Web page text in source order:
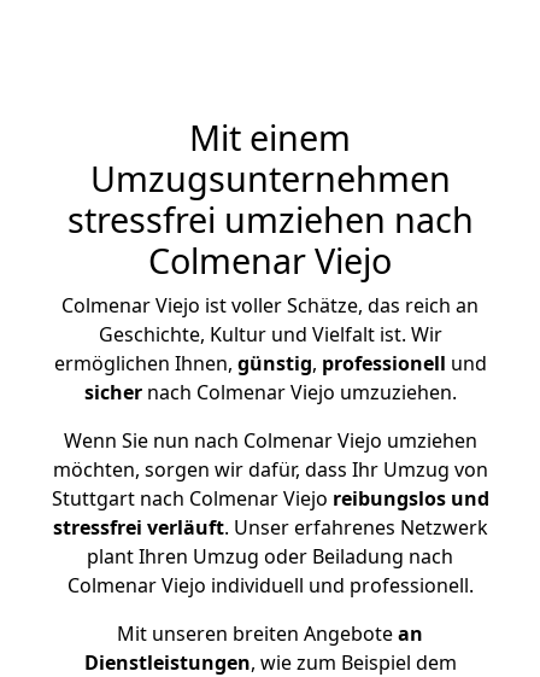
Mit einem
Umzugsunternehmen
stressfrei umziehen nach
Colmenar Viejo
Colmenar Viejo ist voller Schätze, das reich an
Geschichte, Kultur und Vielfalt ist. Wir
ermöglichen Ihnen, günstig, professionell und
sichernach Colmenar Viejo umzuziehen.
Wenn Sie nun nach Colmenar Viejo umziehen
möchten, sorgen wir dafür, dass Ihr Umzug von
Stuttgart nach Colmenar Viejo reibungslos und
stressfrei verläuft. Unser erfahrenes Netzwerk
plant Ihren Umzug oder Beiladung nach
Colmenar Viejo individuell und professionell.
Mit unseren breiten Angebotean
Dienstleistungen, wie zum Beispiel dem